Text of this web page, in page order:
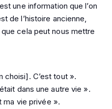
une information que l’on
de l’histoire ancienne,
cela peut nous mettre
choisi]. C’est tout ».
dans une autre vie ».
ma vie privée ».